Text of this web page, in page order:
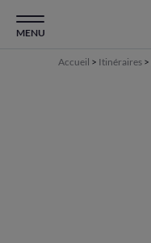
MENU
Accueil > Itinéraires >